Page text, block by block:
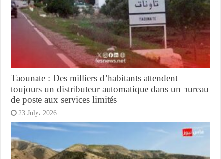
Taounate : Des milliers d’habitants attendent
toujours un distributeur automatique dans un bureau
de poste aux services limités
23 July، 2026